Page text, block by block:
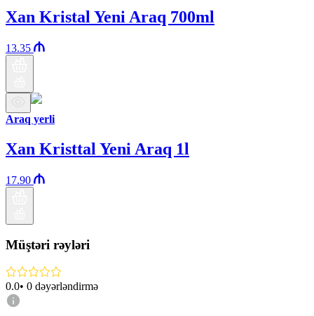
Xan Kristal Yeni Araq 700ml
13.35
Araq yerli
Xan Kristtal Yeni Araq 1l
17.90
Müştəri rəyləri
0.0• 0 dəyərləndirmə